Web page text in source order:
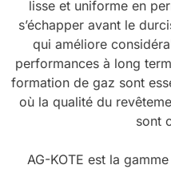
lisse et uniforme en
s’échapper avant le
qui améliore
performances à long
formation de gaz sont
où la qualité du
sont
AG-KOTE est la